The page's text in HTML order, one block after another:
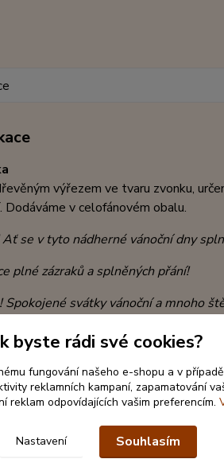
výřezem ve tvaru zvonku,
Dodáváme v celofánovém obalu.
Ať se v tyto nádherné vánoční dny
plné zázraků a splněných přání!
Spokojené svátky vánoční a mnoho
není jen vůně skořice a vanilky, záře
byste rádi své cookies?
fungování našeho e-shopu a v
reklamních kampaní, zapamatování
reklam odpovídajících vašim preferencím.
Nastavení Souhlasím